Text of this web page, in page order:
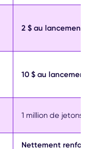
2 $ au lancement,
10 $ au lancement,
1 million de jetons
Nettement